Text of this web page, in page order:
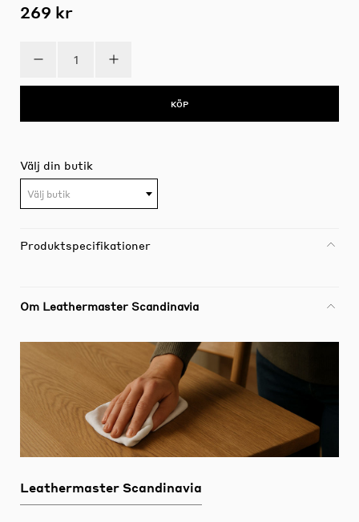
269 kr
KÖP
Välj din butik
Välj butik
Produktspecifikationer
Om Leathermaster Scandinavia
Leathermaster Scandinavia